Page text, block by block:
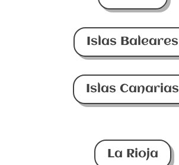
Islas Baleares
Islas Canarias
La Rioja